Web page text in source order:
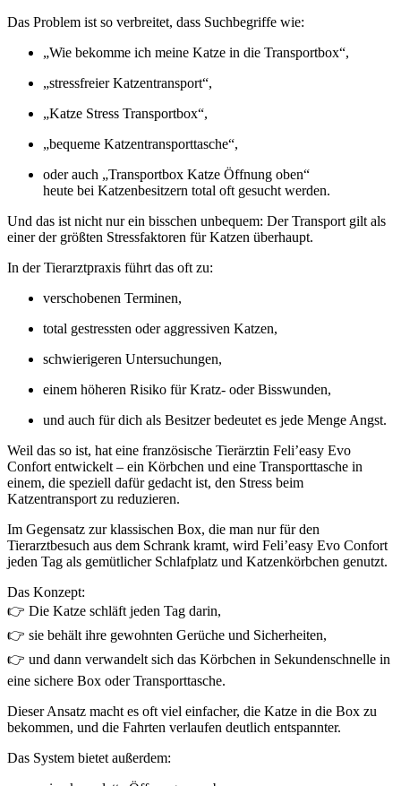
Das Problem ist so verbreitet, dass Suchbegriffe wie:
„Wie bekomme ich meine Katze in die Transportbox“,
„stressfreier Katzentransport“,
„Katze Stress Transportbox“,
„bequeme Katzentransporttasche“,
oder auch „Transportbox Katze Öffnung oben“
heute bei Katzenbesitzern total oft gesucht werden.
Und das ist nicht nur ein bisschen unbequem: Der Transport gilt als
einer der größten Stressfaktoren für Katzen überhaupt.
In der Tierarztpraxis führt das oft zu:
verschobenen Terminen,
total gestressten oder aggressiven Katzen,
schwierigeren Untersuchungen,
einem höheren Risiko für Kratz- oder Bisswunden,
und auch für dich als Besitzer bedeutet es jede Menge Angst.
Weil das so ist, hat eine französische Tierärztin Feli’easy Evo
Confort entwickelt – ein Körbchen und eine Transporttasche in
einem, die speziell dafür gedacht ist, den Stress beim
Katzentransport zu reduzieren.
Im Gegensatz zur klassischen Box, die man nur für den
Tierarztbesuch aus dem Schrank kramt, wird Feli’easy Evo Confort
jeden Tag als gemütlicher Schlafplatz und Katzenkörbchen genutzt.
Das Konzept:
👉 Die Katze schläft jeden Tag darin,
👉 sie behält ihre gewohnten Gerüche und Sicherheiten,
👉 und dann verwandelt sich das Körbchen in Sekundenschnelle in
eine sichere Box oder Transporttasche.
Dieser Ansatz macht es oft viel einfacher, die Katze in die Box zu
bekommen, und die Fahrten verlaufen deutlich entspannter.
Das System bietet außerdem: